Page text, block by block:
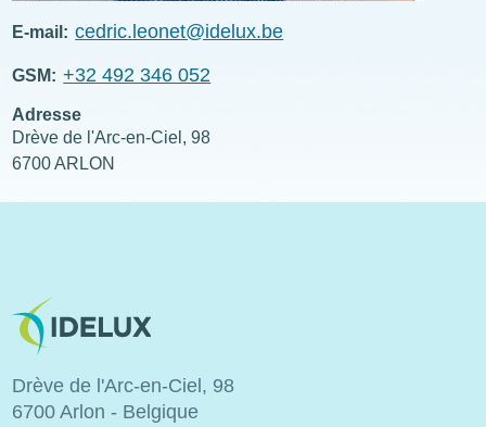
E-mail cedric.leonet@idelux.be
GSM +32 492 346 052
Adresse
Drève de l'Arc-en-Ciel, 98
6700ARLON
Image
Drève de l'Arc-en-Ciel, 98
6700 Arlon - Belgique